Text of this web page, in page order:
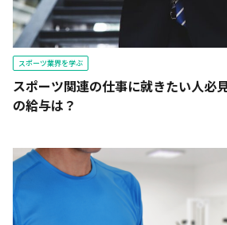
スポーツ業界を学ぶ
スポーツ関連の仕事に就きたい人必
の給与は？